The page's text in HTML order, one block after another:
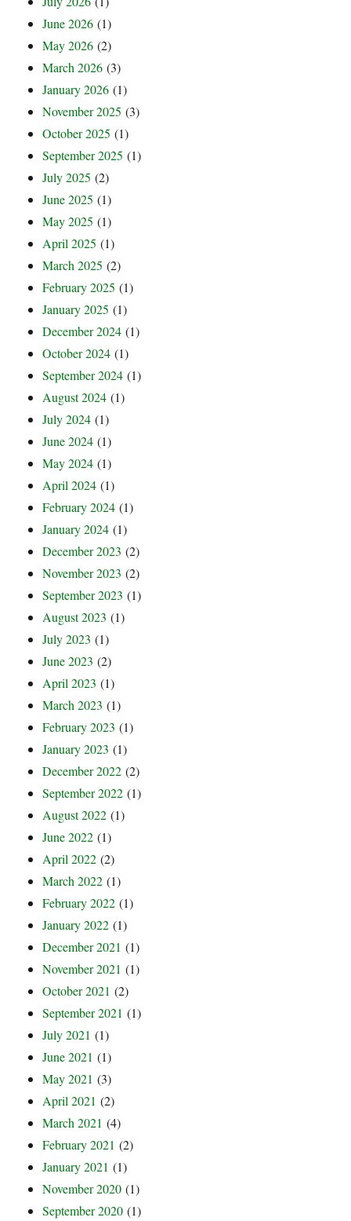
June 2026 (1)
May 2026 (2)
March 2026 (3)
January 2026 (1)
November 2025 (3)
October 2025 (1)
September 2025 (1)
July 2025 (2)
June 2025 (1)
May 2025 (1)
April 2025 (1)
March 2025 (2)
February 2025 (1)
January 2025 (1)
December 2024 (1)
October 2024 (1)
September 2024 (1)
August 2024 (1)
July 2024 (1)
June 2024 (1)
May 2024 (1)
April 2024 (1)
February 2024 (1)
January 2024 (1)
December 2023 (2)
November 2023 (2)
September 2023 (1)
August 2023 (1)
July 2023 (1)
June 2023 (2)
April 2023 (1)
March 2023 (1)
February 2023 (1)
January 2023 (1)
December 2022 (2)
September 2022 (1)
August 2022 (1)
June 2022 (1)
April 2022 (2)
March 2022 (1)
February 2022 (1)
January 2022 (1)
December 2021 (1)
November 2021 (1)
October 2021 (2)
September 2021 (1)
July 2021 (1)
June 2021 (1)
May 2021 (3)
April 2021 (2)
March 2021 (4)
February 2021 (2)
January 2021 (1)
November 2020 (1)
September 2020 (1)